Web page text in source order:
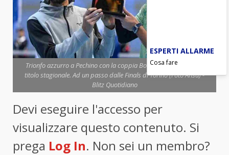
Trionfo azzurro a Pechino con la coppia Bolelli-Vavassori. Terzo
titolo stagionale. Ad un passo dalle Finals di Torino (Foto Ansa) -
Blitz Quotidiano
Devi eseguire l'accesso per
visualizzare questo contenuto. Si
prega Log In. Non sei un membro?
ESPERTI ALLARME
Cosa fare